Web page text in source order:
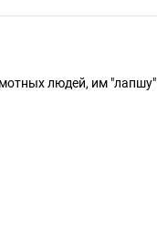
людей, им "лапшу"